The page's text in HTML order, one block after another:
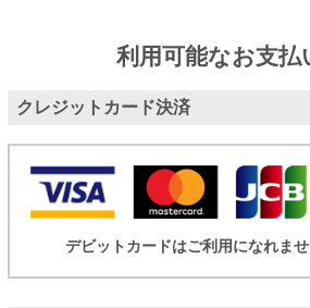
利用可能なお支払
クレジットカード決済
デビットカードはご利用になれませ